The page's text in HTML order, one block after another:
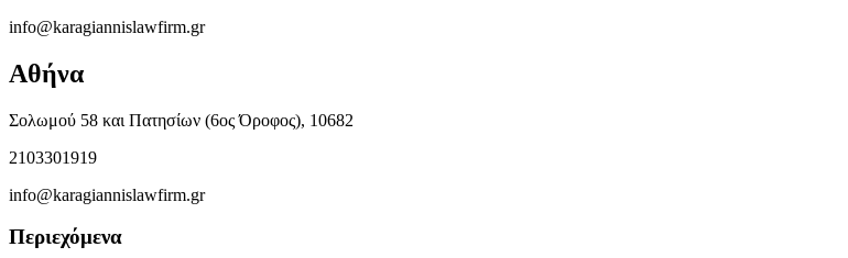
info@karagiannislawfirm.gr
Αθήνα
Σολωμού 58 και Πατησίων (6ος Όροφος), 10682
2103301919
info@karagiannislawfirm.gr
Περιεχόμενα